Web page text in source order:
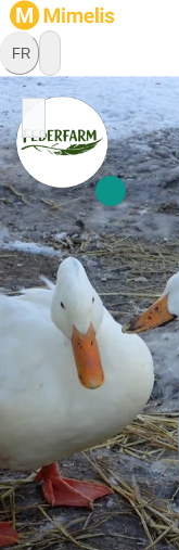
FR
1794
Ici, à Salvenach, le
avec soin, attention
frais de canard et
naturel, sans
produits régionaux,
délicieux ! Vous